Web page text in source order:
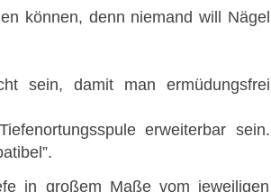
können, denn niemand will Nägel
sein, damit man ermüdungsfrei
erweiterbar sein.
in großem Maße vom jeweiligen